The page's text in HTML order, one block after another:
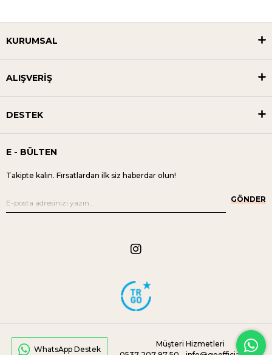
KURUMSAL
ALIŞVERİŞ
DESTEK
E - BÜLTEN
Takipte kalın. Fırsatlardan ilk siz haberdar olun!
GÖNDER
WhatsApp Destek
Müşteri Hizmetleri